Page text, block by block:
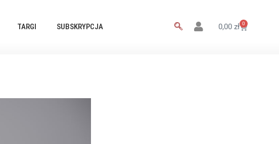
TARGI SUBSKRYPCJA 0,00 zł 0